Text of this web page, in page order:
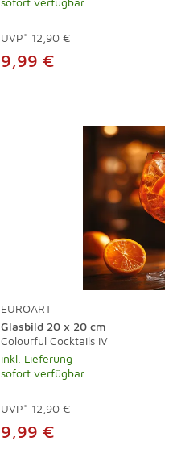
UVP* 12,90 €
9,99 €
EUROART
Glasbild 20 x 20 cm
Colourful Cocktails IV
inkl. Lieferung
sofort verfügbar
UVP* 12,90 €
9,99 €